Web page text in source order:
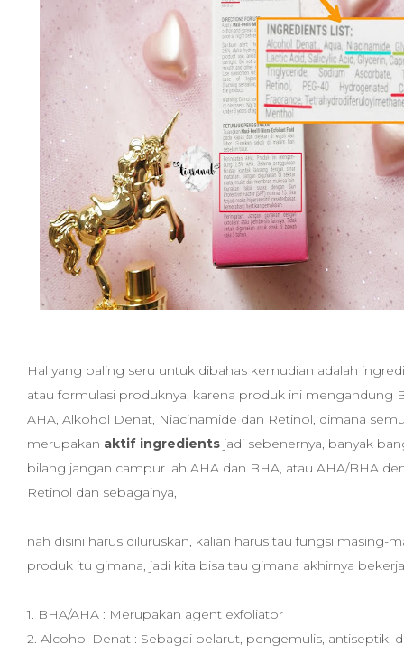
Hal yang paling seru untuk dibahas kemudian adalah
atau formulasi produknya, karena produk ini mengandung
AHA, Alkohol Denat, Niacinamide dan Retinol, dimana
merupakan aktif ingredients jadi sebenernya, banyak
bilang jangan campur lah AHA dan BHA, atau AHA/BHA
Retinol dan sebagainya,
nah disini harus diluruskan, kalian harus tau fungsi masing-
produk itu gimana, jadi kita bisa tau gimana akhirnya
1. BHA/AHA : Merupakan agent exfoliator
2. Alcohol Denat : Sebagai pelarut, pengemulis, antiseptik,